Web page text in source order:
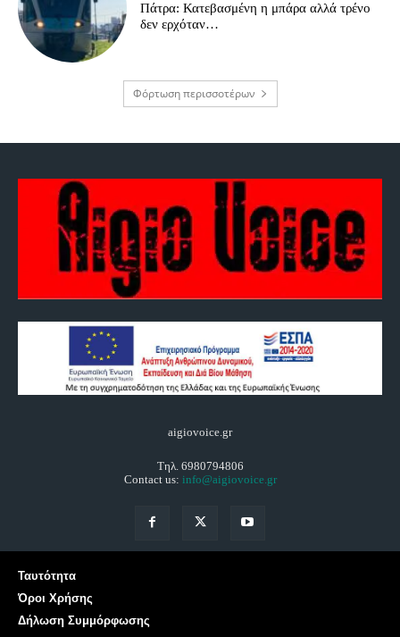
Πάτρα: Κατεβασμένη η μπάρα αλλά τρένο
δεν ερχόταν…
Φόρτωση περισσοτέρων
aigiovoice.gr
Τηλ. 6980794806
Contact us: info@aigiovoice.gr
Ταυτότητα
Όροι Χρήσης
Δήλωση Συμμόρφωσης